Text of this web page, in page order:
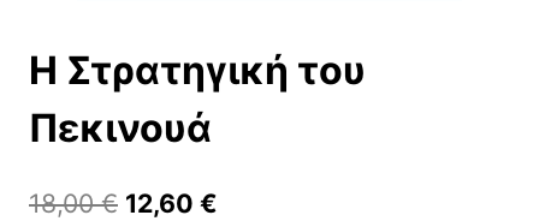
Η Στρατηγική του
Πεκινουά
18,00€ Original
12,60 €